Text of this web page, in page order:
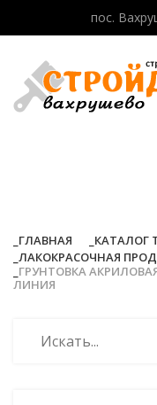
пос.
ГЛАВНАЯ
КАТАЛОГ
ЛАКОКРАСОЧНАЯ
ГРУНТОВКА
ЛИНИЯ